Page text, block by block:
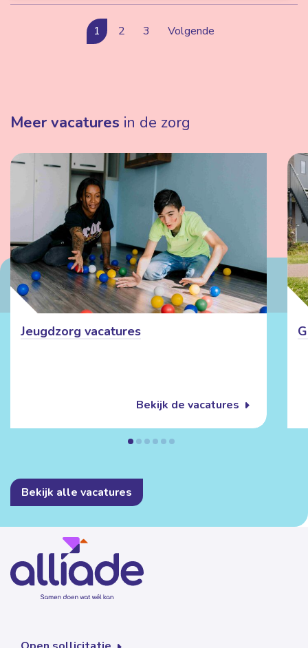
1 2 3 Volgende
Meer vacatures in de zorg
Jeugdzorg vacatures
Bekijk de vacatures
Bekijk alle vacatures